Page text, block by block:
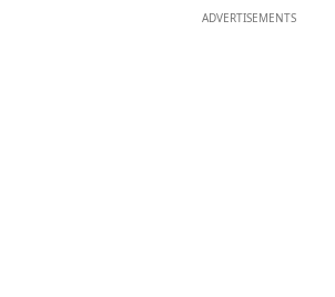
ADVERTISEMENTS